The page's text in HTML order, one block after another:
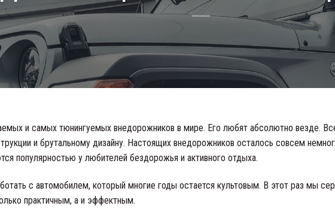
и самых тюнингуемых внедорожников в мире. Его любят абсолютно везде.
и брутальному дизайну. Настоящих внедорожников осталось совсем
популярностью у любителей бездорожья и активного отдыха.
с автомобилем, который многие годы остается культовым. В этот раз мы
практичным, а и эффектным.